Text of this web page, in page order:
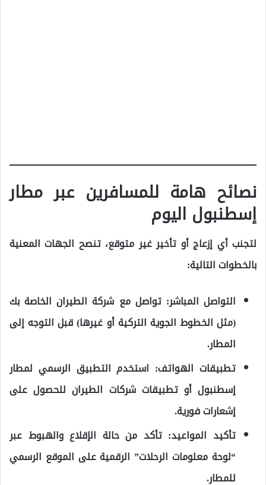
نصائح هامة للمسافرين عبر مطار
إسطنبول اليوم
لتجنب أي إزعاج أو تأخير غير متوقع، تنصح الجهات المعنية
بالخطوات التالية:
التواصل المباشر: تواصل مع شركة الطيران الخاصة بك
(مثل الخطوط الجوية التركية أو غيرها) قبل التوجه إلى
المطار.
تطبيقات الهواتف: استخدم التطبيق الرسمي لمطار
إسطنبول أو تطبيقات شركات الطيران للحصول على
إشعارات فورية.
تأكيد المواعيد: تأكد من حالة الإقلاع والهبوط عبر
“لوحة معلومات الرحلات” الرقمية على الموقع الرسمي
للمطار.